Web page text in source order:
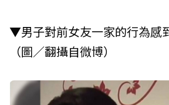
▼男子對前女友一家的行為感
（圖／翻攝自微博）